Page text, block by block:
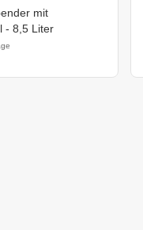
mit
Drahtgestell - 8,5 Liter